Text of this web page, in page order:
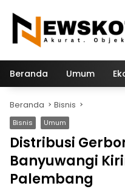
konten
Beranda Umum
Beranda Bisnis
Bisnis Umum
Distribusi
Banyuwangi
Palembang